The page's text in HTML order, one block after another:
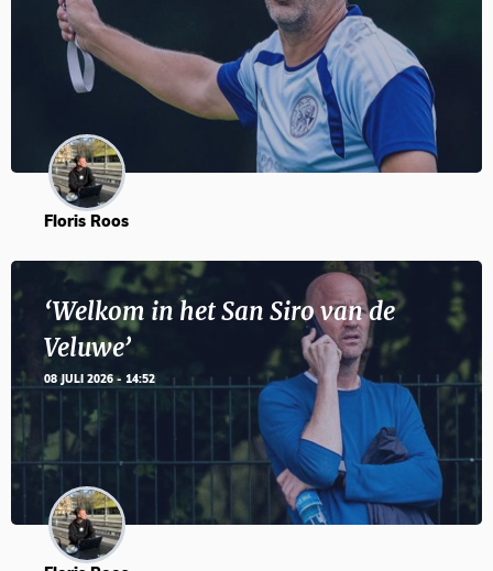
Floris Roos
‘Welkom in het San Siro van de
Veluwe’
08 JULI 2026 - 14:52